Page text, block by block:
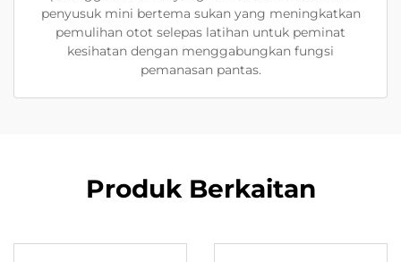
penyusuk mini bertema sukan yang meningkatkan
pemulihan otot selepas latihan untuk peminat
kesihatan dengan menggabungkan fungsi
pemanasan pantas.
Produk Berkaitan